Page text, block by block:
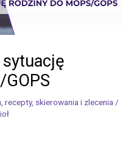
recepty, skierowania i zlecenia /